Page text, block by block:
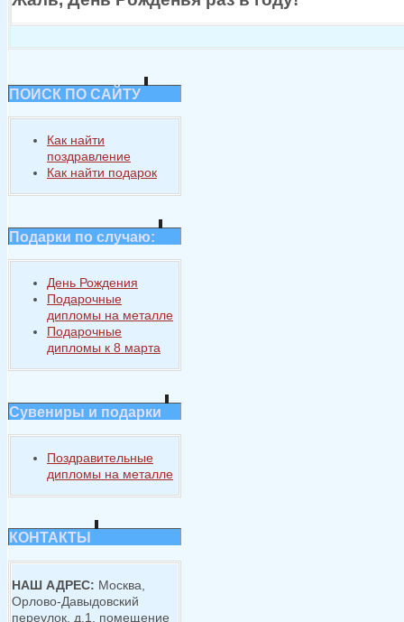
ПОИСК ПО САЙТУ
Как найти
поздравление
Как найти подарок
Подарки по случаю:
День Рождения
Подарочные
дипломы на металле
Подарочные
дипломы к 8 марта
Сувениры и подарки
Поздравительные
дипломы на металле
КОНТАКТЫ
НАШ АДРЕС: Москва,
Орлово-Давыдовский
переулок, д.1, помещение